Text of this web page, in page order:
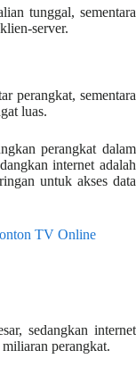
tunggal, sementara
server.
perangkat, sementara
luas.
perangkat dalam
internet adalah
untuk akses data
TV Online
sedangkan internet
perangkat.